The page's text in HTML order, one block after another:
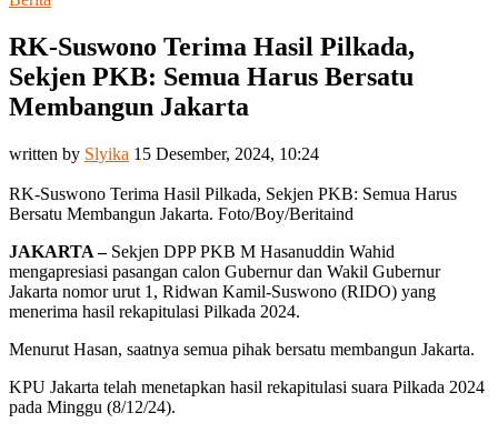
RK-Suswono Terima Hasil Pilkada,
Sekjen PKB: Semua Harus Bersatu
Membangun Jakarta
written by Slyika 15 Desember, 2024, 10:24
RK-Suswono Terima Hasil Pilkada, Sekjen PKB: Semua Harus
Bersatu Membangun Jakarta. Foto/Boy/Beritaind
JAKARTA –Sekjen DPP PKB M Hasanuddin Wahid
mengapresiasi pasangan calon Gubernur dan Wakil Gubernur
Jakarta nomor urut 1, Ridwan Kamil-Suswono (RIDO) yang
menerima hasil rekapitulasi Pilkada 2024.
Menurut Hasan, saatnya semua pihak bersatu membangun Jakarta.
KPU Jakarta telah menetapkan hasil rekapitulasi suara Pilkada 2024
pada Minggu (8/12/24).